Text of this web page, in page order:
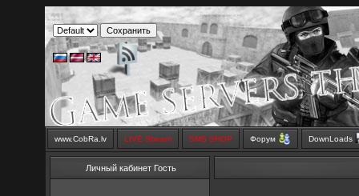
www.CobRa.lv LIVE Stream SMS SHOP Форум DownLoads
Личный кабинет Гость